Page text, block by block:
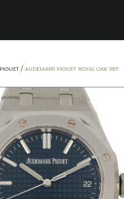
/ AUDEMARS PIGUET ROYAL OAK REF.